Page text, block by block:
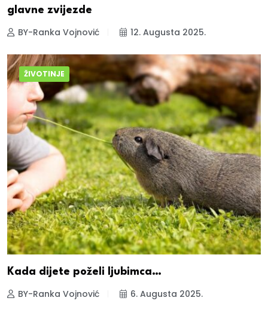
glavne zvijezde
BY-Ranka Vojnović 12. Augusta 2025.
ŽIVOTINJE
Kada dijete poželi ljubimca…
BY-Ranka Vojnović 6. Augusta 2025.